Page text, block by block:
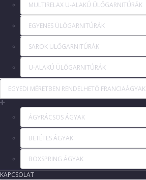
MULTIRELAX U-ALAKÚ ÜLŐGARNITÚRÁK
EGYENES ÜLŐGARNITÚRÁK
SAROK ÜLŐGARNITÚRÁK
U-ALAKÚ ÜLŐGARNITÚRÁK
EGYEDI MÉRETBEN RENDELHETŐ FRANCIAÁGYAK
ÁGYRÁCSOS ÁGYAK
BETÉTES ÁGYAK
BOXSPRING ÁGYAK
KAPCSOLAT